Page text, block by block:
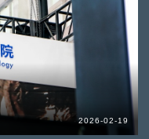
2026-02-19